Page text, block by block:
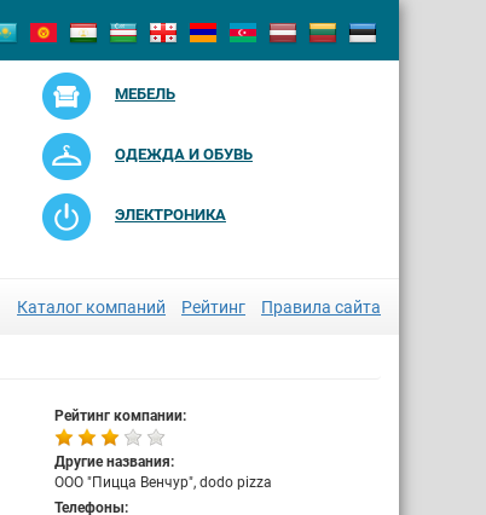
МЕБЕЛЬ
ОДЕЖДА И ОБУВЬ
ЭЛЕКТРОНИКА
Каталог компаний Рейтинг Правила сайта
Рейтинг компании:
Другие названия:
ООО "Пицца Венчур", dodo pizza
Телефоны: